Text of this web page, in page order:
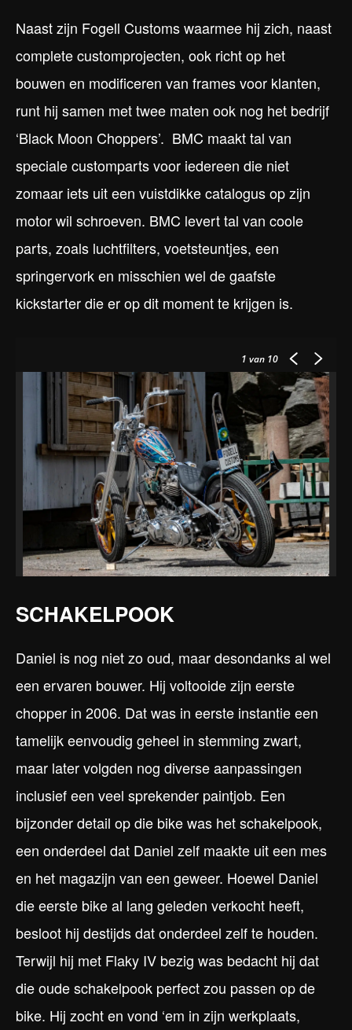
Naast zijn Fogell Customs waarmee hij zich, naast
complete customprojecten, ook richt op het
bouwen en modificeren van frames voor klanten,
runt hij samen met twee maten ook nog het bedrijf
‘Black Moon Choppers’. BMC maakt tal van
speciale customparts voor iedereen die niet
zomaar iets uit een vuistdikke catalogus op zijn
motor wil schroeven. BMC levert tal van coole
parts, zoals luchtfilters, voetsteuntjes, een
springervork en misschien wel de gaafste
kickstarter die er op dit moment te krijgen is.
1 van 10
SCHAKELPOOK
Daniel is nog niet zo oud, maar desondanks al wel
een ervaren bouwer. Hij voltooide zijn eerste
chopper in 2006. Dat was in eerste instantie een
tamelijk eenvoudig geheel in stemming zwart,
maar later volgden nog diverse aanpassingen
inclusief een veel sprekender paintjob. Een
bijzonder detail op die bike was het schakelpook,
een onderdeel dat Daniel zelf maakte uit een mes
en het magazijn van een geweer. Hoewel Daniel
die eerste bike al lang geleden verkocht heeft,
besloot hij destijds dat onderdeel zelf te houden.
Terwijl hij met Flaky IV bezig was bedacht hij dat
die oude schakelpook perfect zou passen op de
bike. Hij zocht en vond ‘em in zijn werkplaats,